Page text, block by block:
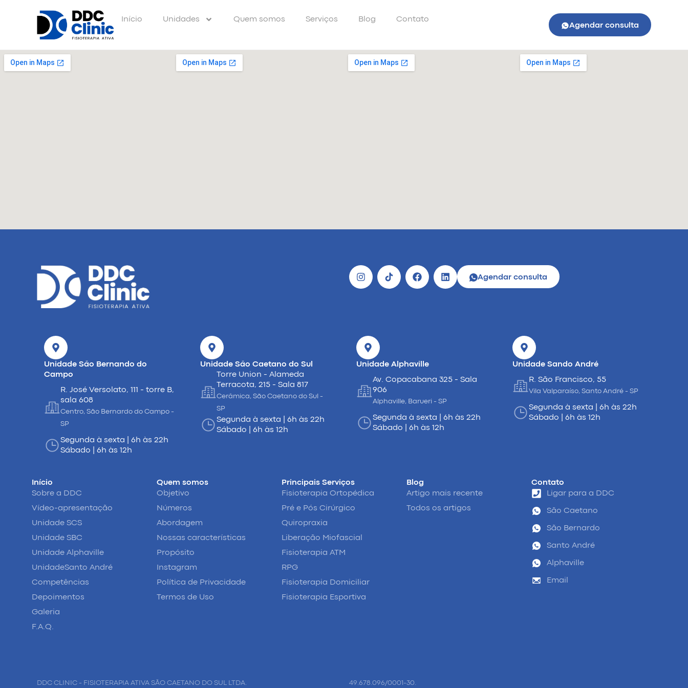
Início Unidades Quem somos Serviços Blog
Contato
Agendar consulta
Agendar consulta
Unidade São Bernando do
Campo
R. José Versolato, 111 - torre B,
sala 608
Centro, São Bernardo do Campo -
SP
Segunda à sexta | 6h às 22h
Sábado | 6h às 12h
Unidade São Caetano do Sul
Torre Union - Alameda
Terracota, 215 - Sala 817
Cerâmica, São Caetano do Sul -
SP
Segunda à sexta | 6h às 22h
Sábado | 6h às 12h
Unidade Alphaville
Av. Copacabana 325 - Sala
906
Alphaville, Barueri - SP
Segunda à sexta | 6h às 22h
Sábado | 6h às 12h
Unidade Sando André
R. São Francisco, 55
Vila Valparaíso, Santo André - SP
Segunda à sexta | 6h às 22h
Sábado | 6h às 12h
Início
Sobre a DDC
Vídeo-apresentação
Unidade SCS
Unidade SBC
Unidade Alphaville
UnidadeSanto André
Competências
Depoimentos
Galeria
F.A.Q.
Quem somos
Objetivo
Números
Abordagem
Nossas características
Propósito
Instagram
Política de Privacidade
Termos de Uso
Principais Serviços
Fisioterapia Ortopédica
Pré e Pós Cirúrgico
Quiropraxia
Liberação Miofascial
Fisioterapia ATM
RPG
Fisioterapia Domiciliar
Fisioterapia Esportiva
Blog
Artigo mais recente
Todos os artigos
Contato
Ligar para a DDC
São Caetano
São Bernardo
Santo André
Alphaville
Email
DDC CLINIC - FISIOTERAPIA ATIVA SÃO CAETANO DO SUL LTDA. 49.678.096/0001-30.